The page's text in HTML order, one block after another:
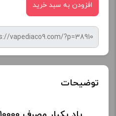
افزودن به سبد خرید
توضیحات